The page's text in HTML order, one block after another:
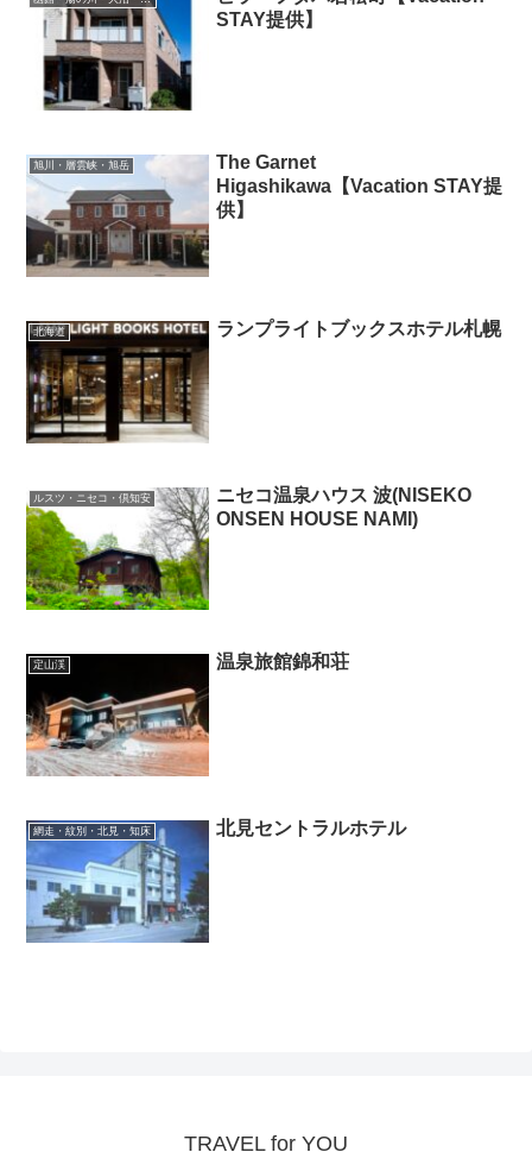
STAY提供】
旭川・層雲峡・旭岳
The Garnet
Higashikawa【Vacation STAY提
供】
北海道 ランプライトブックスホテル札幌
ルスツ・ニセコ・倶知安
ニセコ温泉ハウス 波(NISEKO
ONSEN HOUSE NAMI)
定山渓 温泉旅館錦和荘
網走・紋別・北見・知床 北見セントラルホテル
TRAVEL for YOU